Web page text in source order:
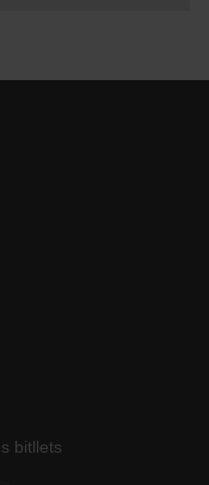
bitllets